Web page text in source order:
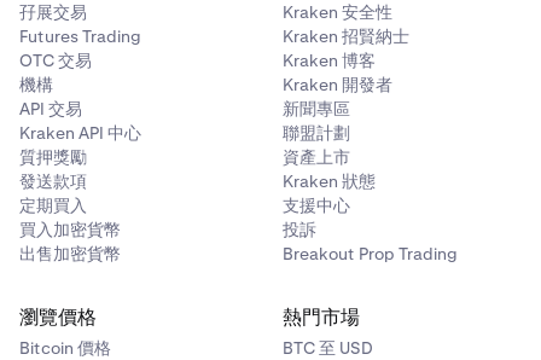
孖展交易
Futures Trading
OTC 交易
機構
API 交易
Kraken API 中心
質押獎勵
發送款項
定期買入
買入加密貨幣
出售加密貨幣
Kraken 安全性
Kraken 招賢納士
Kraken 博客
Kraken 開發者
新聞專區
聯盟計劃
資產上市
Kraken 狀態
支援中心
投訴
Breakout Prop Trading
瀏覽價格
Bitcoin 價格
熱門市場
BTC 至 USD